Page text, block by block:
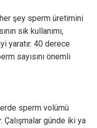
şey sperm üretimini
sık kullanımı,
yaratır. 40 derece
sayısını önemli
sperm volümü
Çalışmalar günde iki ya